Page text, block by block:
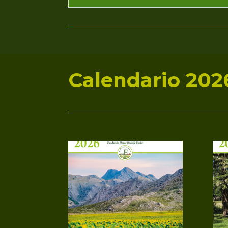
Calendario